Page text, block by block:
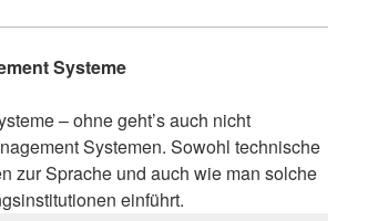
Systeme
– ohne geht’s auch nicht
Systemen. Sowohl technische
zur Sprache und auch wie man solche
einführt.